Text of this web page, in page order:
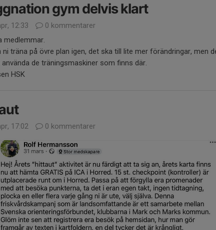
gym delvis klart
12:33
0 kommentarer
medlemmar.
ni träna på övre plan igen, det ska till lite mer förändringar, men
de träningsmaskiner som finns där.
HSK
17:02 0 kommentarer